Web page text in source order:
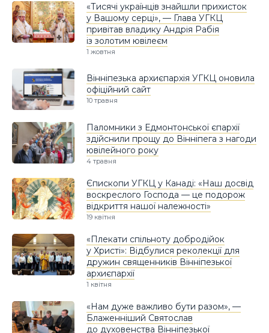
«Тисячі українців знайшли прихисток
у Вашому серці», — Глава УГКЦ
привітав владику Андрія Рабія
із золотим ювілеєм
1 жовтня
Вінніпезька архиєпархія УГКЦ оновила
офіційний сайт
10 травня
Паломники з Едмонтонської єпархії
здійснили прощу до Вінніпега з нагоди
ювілейного року
4 травня
Єпископи УГКЦ у Канаді: «Наш досвід
воскреслого Господа — це подорож
відкриття нашої належності»
19 квітня
«Плекати спільноту добродійок
у Христі»: Відбулися реколекції для
дружин священників Вінніпезької
архиєпархії
1 квітня
«Нам дуже важливо бути разом», —
Блаженніший Святослав
до духовенства Вінніпезької